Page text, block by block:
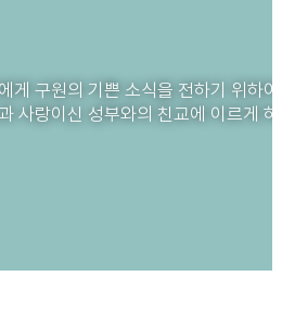
게 구원의 기쁜 소식을 전하기 위하
사랑이신 성부와의 친교에 이르게